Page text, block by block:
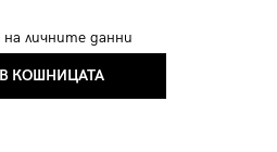
личните данни
КОШНИЦАТА